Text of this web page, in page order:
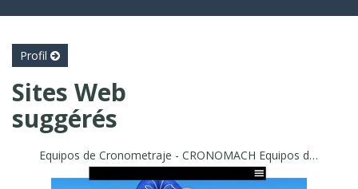
Profil
Sites Web
suggérés
Equipos de Cronometraje - CRONOMACH Equipos de Cronometraje